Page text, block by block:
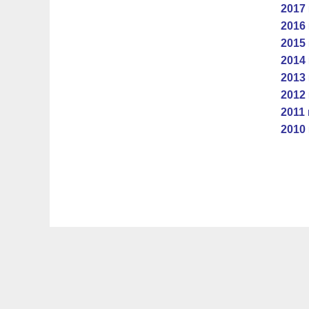
2017
2016
2015
2014
2013
2012
2011
2010